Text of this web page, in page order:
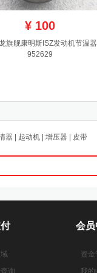
¥ 100
旗舰康明斯ISZ发动机节温
952629
器 起动机 增压器 皮带
询
会
资金
我的